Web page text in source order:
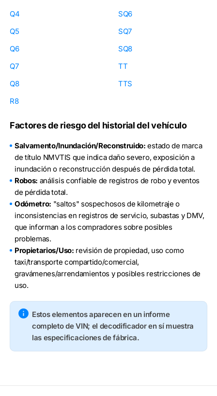
Q4
Q5
Q6
Q7
Q8
R8
SQ6
SQ7
SQ8
TT
TTS
Factores de riesgo del historial del vehículo
Salvamento/Inundación/Reconstruido: estado de marca
de título NMVTIS que indica daño severo, exposición a
inundación o reconstrucción después de pérdida total.
Robos: análisis confiable de registros de robo y eventos
de pérdida total.
Odómetro: "saltos" sospechosos de kilometraje o
inconsistencias en registros de servicio, subastas y DMV,
que informan a los compradores sobre posibles
problemas.
Propietarios/Uso: revisión de propiedad, uso como
taxi/transporte compartido/comercial,
gravámenes/arrendamientos y posibles restricciones de
uso.
Estos elementos aparecen en un informe
completo de VIN; el decodificador en sí muestra
las especificaciones de fábrica.